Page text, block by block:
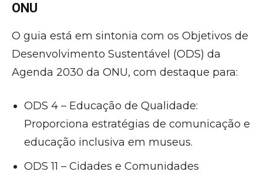
ONU
O guia está em sintonia com os Objetivos de
Desenvolvimento Sustentável (ODS) da
Agenda 2030 da ONU, com destaque para:
ODS 4 – Educação de Qualidade:
Proporciona estratégias de comunicação e
educação inclusiva em museus.
ODS 11 – Cidades e Comunidades